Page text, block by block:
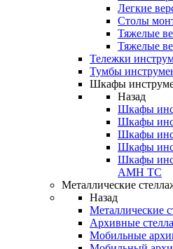
Легкие
Столы
Тяжелые
Тяжелые
Тележки
Тумбы
Шкафы
Назад
Шкафы
Шкафы
Шкафы
Шкафы
Шкафы
AMH TC
Металлические
Назад
Металлические
Архивные
Мобильные